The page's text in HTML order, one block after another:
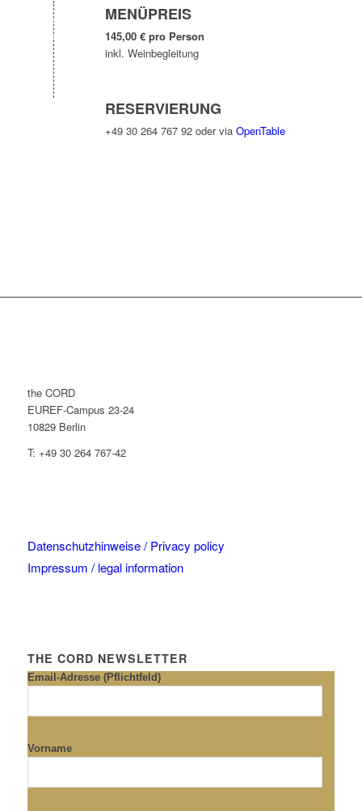
MENÜPREIS
145,00 € pro Person
inkl. Weinbegleitung
RESERVIERUNG
+49 30 264 767 92 oder via OpenTable
the CORD
EUREF-Campus 23-24
10829 Berlin
T: +49 30 264 767-42
Datenschutzhinweise / Privacy policy
Impressum / legal information
THE CORD NEWSLETTER
Email-Adresse (Pflichtfeld)
Vorname